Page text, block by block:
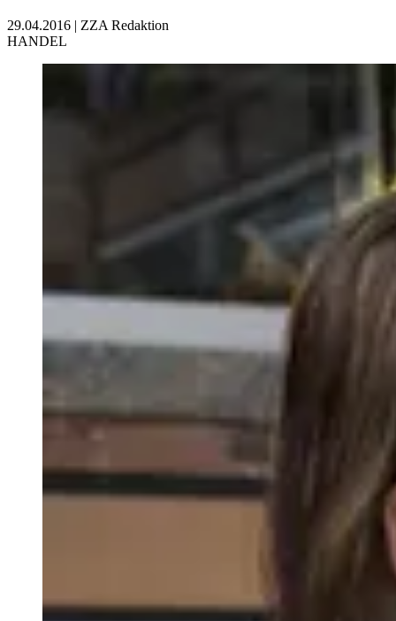
29.04.2016 | ZZA Redaktion
HANDEL